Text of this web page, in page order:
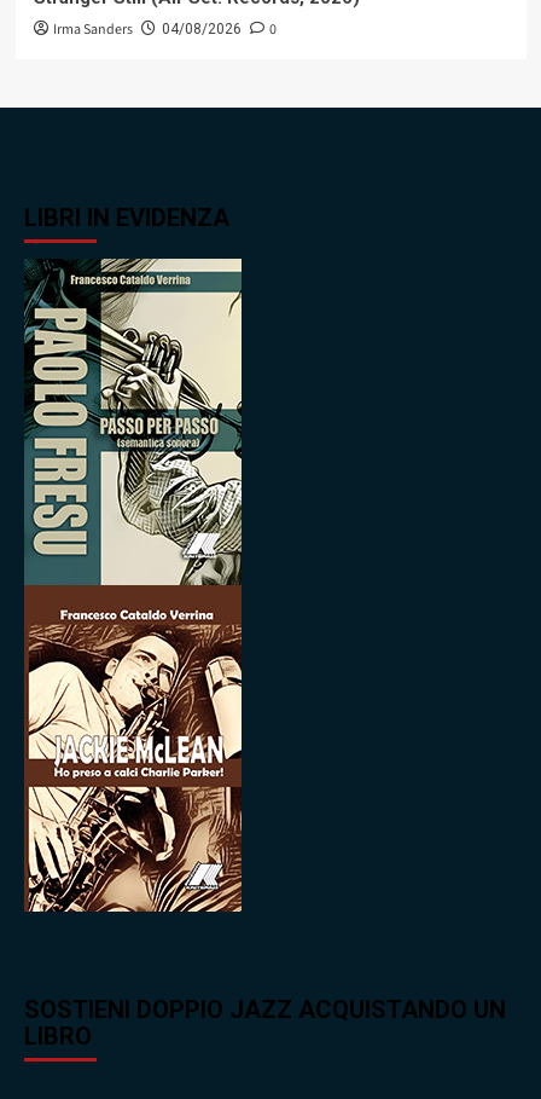
Irma Sanders 04/08/2026 0
LIBRI IN EVIDENZA
SOSTIENI DOPPIO JAZZ ACQUISTANDO UN
LIBRO